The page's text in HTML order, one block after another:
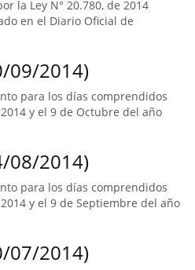
la Ley N° 20.780, de 2014
en el Diario Oficial de
09/2014)
para los días comprendidos
y el 9 de Octubre del año
08/2014)
para los días comprendidos
y el 9 de Septiembre del año
07/2014)